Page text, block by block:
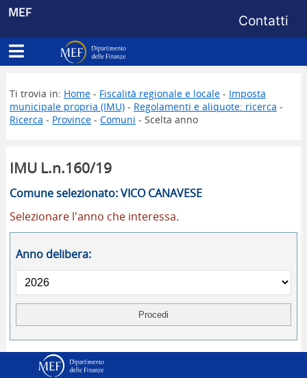
MEF Menu di
Contatti
Apri menu principale
Dipartimento delle Finanze
Ti trovia in: Home- Fiscalità regionale e locale- Imposta
municipale propria (IMU)- Regolamenti e aliquote: ricerca -
Ricerca - Province- Comuni - Scelta anno
IMU L.n.160/19
Comune selezionato: VICO CANAVESE
Selezionare l'anno che interessa.
Anno delibera: